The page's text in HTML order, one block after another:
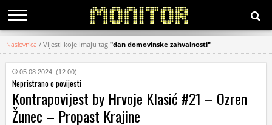
KATEGORIJE
HRVATSKI
WEB
Naslovnica / Vijesti koje imaju tag "dan domovinske zahvalnosti"
05.08.2024. (12:00)
Nepristrano o povijesti
Kontrapovijest by Hrvoje Klasić #21 – Ozren
Žunec – Propast Krajine